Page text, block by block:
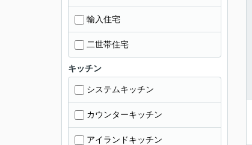
輸入住宅
二世帯住宅
キッチン
システムキッチン
カウンターキッチン
アイランドキッチン